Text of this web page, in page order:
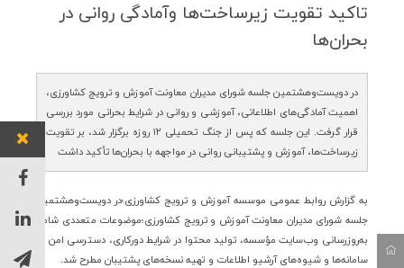
تاكید تقویت زیرساخت‌ها وآمادگی روانی در
بحران‌ها
در دویست‌وهشتمین جلسه شورای مدیران معاونت آموزش و ترویج کشاورزی،
اهمیت آمادگی‌های اطلاعاتی، آموزشی و روانی در شرایط بحرانی مورد بررسی
قرار گرفت. این جلسه که پس از جنگ تحمیلی ۱۲ روزه برگزار شد، بر تقویت
زیرساخت‌ها، آموزش و پشتیبانی روانی در مواجهه با بحران‌ها تأکید داشت
به گزارش روابط عمومی موسسه آموزش و ترویج کشاورزی؛در دویست‌وهشتمین
جلسه شورای مدیران معاونت آموزش و ترویج کشاورزی؛موضوعات متعددی شامل
به‌روزرسانی وب‌سایت مؤسسه، تولید محتوا در شرایط دورکاری، دسترسی امن به
سامانه‌ها و شیوه‌های آرشیو اطلاعات و تهیه نسخه‌های پشتیبان مطرح شد.